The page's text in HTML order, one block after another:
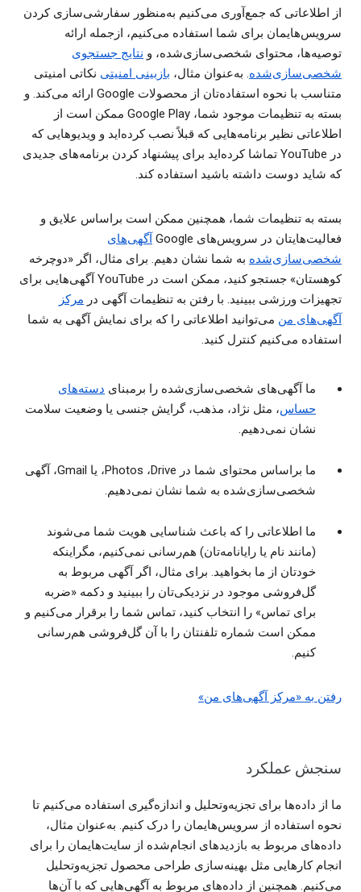
از اطلاعاتی که جمع‌آوری می‌کنیم به‌منظور سفارشی‌سازی کردن
سرویس‌هایمان برای شما استفاده می‌کنیم، ازجمله ارائه
توصیه‌ها، محتوای شخصی‌سازی‌شده، و نتایج جستجوی
شخصی‌سازی‌شده. به‌عنوان مثال، بازبینی امنیتی نکاتی امنیتی
متناسب با نحوه استفاده‌تان از محصولات Google ارائه می‌کند. و
بسته به تنظیمات موجود شما، Google Play ممکن است از
اطلاعاتی نظیر برنامه‌هایی که قبلاً نصب کرده‌اید و ویدیوهایی که
در YouTube تماشا کرده‌اید برای پیشنهاد کردن برنامه‌های جدیدی
که شاید دوست داشته باشید استفاده کند.
بسته به تنظیمات شما، همچنین ممکن است براساس علایق و
فعالیت‌هایتان در سرویس‌های Google
آگهی‌های
شخصی‌سازی‌شده به شما نشان دهیم. برای مثال، اگر «دوچرخه
کوهستان» جستجو کنید، ممکن است در YouTube آگهی‌هایی برای
تجهیزات ورزشی ببینید. با رفتن به تنظیمات آگهی در مرکز
آگهی‌های من می‌توانید اطلاعاتی را که برای نمایش آگهی به شما
استفاده می‌کنیم کنترل کنید.
ما آگهی‌های شخصی‌‏سازی‌‏شده را برمبنای دسته‌های
حساس، مثل نژاد، مذهب، گرایش جنسی یا وضعیت سلامت
نشان نمی‌دهیم.
ما براساس محتوای شما در Drive، ‏Photos، یا Gmail، آگهی
شخصی‌‏سازی‌‏شده به شما نشان نمی‌دهیم.
ما اطلاعاتی را که باعث شناسایی هویت شما می‌شوند
(مانند نام یا رایانامه‌تان) هم‌رسانی نمی‌کنیم، مگراینکه
خودتان از ما بخواهید. برای مثال، اگر آگهی‌ مربوط به
گل‌فروشی موجود در نزدیکی‌تان را ببینید و دکمه «ضربه
برای تماس» را انتخاب کنید، تماس شما را برقرار می‌کنیم و
ممکن است شماره تلفنتان را با آن گل‌فروشی هم‌رسانی
کنیم.
رفتن به «مرکز آگهی‌های من»
سنجش عملکرد
ما از داده‌ها برای تجزیه‌وتحلیل و اندازه‌گیری استفاده می‌کنیم تا
نحوه استفاده از سرویس‌هایمان را درک کنیم. به‌عنوان مثال،
داده‌های مربوط به بازدیدهای انجام‌شده از سایت‌هایمان را برای
انجام کارهایی مثل بهینه‌سازی طراحی محصول تجزیه‌وتحلیل
می‌کنیم. همچنین از داده‌های مربوط به آگهی‌هایی که با آن‌ها